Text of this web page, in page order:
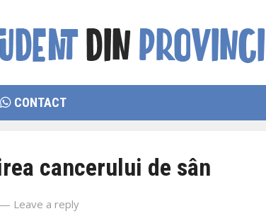
CONTACT
cancerului de sân
— Leave a reply